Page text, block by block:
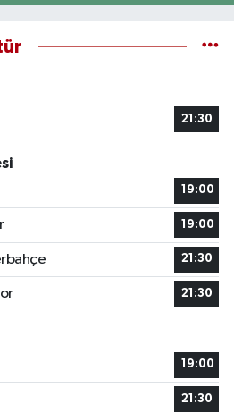
21:30
19:00
19:00
21:30
21:30
19:00
21:30